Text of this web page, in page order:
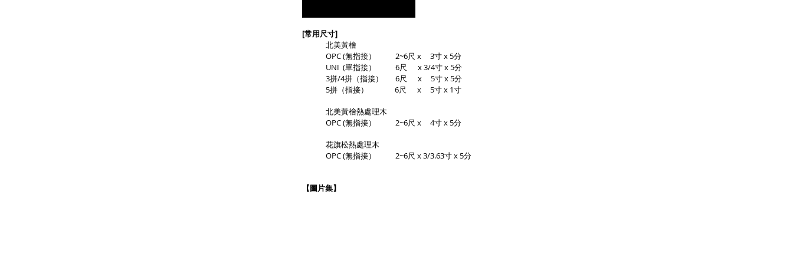
[常用尺寸]
北美黃檜
OPC(無指接）
2~6尺 x 3寸 x 5分
UNI (單指接） 6尺 x 3/4寸 x 5分
3拼/4拼（指接） 6尺 x 5寸 x 5分
5拼（指接） 6尺 x 5寸 x 1寸
北美黃檜熱處理木
OPC(無指接） 2~6尺 x 4寸 x 5分
花旗松熱處理木
OPC (無指接） 2~6尺 x 3/3.63寸 x 5分
【圖片集】